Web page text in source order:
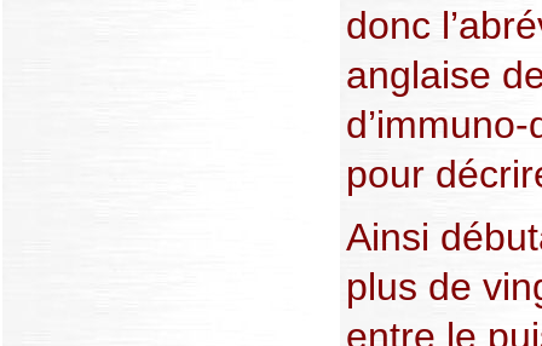
donc
anglaise
pour
Ainsi
plus de
entre le